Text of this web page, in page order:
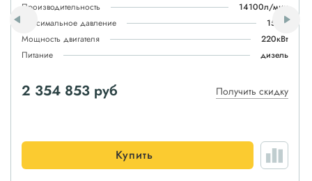
Производительность
14100л/мин
Максимальное давление
15атм
Мощность двигателя
220кВт
Питание
дизель
2 354 853 руб Получить скидку
Купить